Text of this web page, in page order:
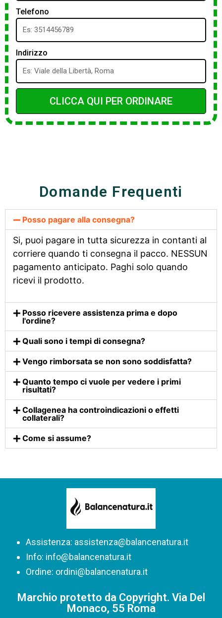
Telefono
Indirizzo
CLICCA QUI PER ORDINARE
Domande Frequenti
Posso pagare alla consegna?
Si, puoi pagare in tutta sicurezza in contanti al
corriere quando ti consegna il pacco. NESSUN
pagamento anticipato. Paghi solo quando
ricevi il prodotto.
Posso ricevere assistenza prima e dopo
l'ordine?
Quali sono i tempi di consegna?
Vengo rimborsata se non sono soddisfatta?
Quanto tempo ci vuole per vedere i primi
risultati?
Collagenea ha controindicazioni o effetti
collaterali?
Come si assume?
Assistenza: assistenza@balancenatura.it
Info: info@balancenatura.it
Ordine: ordini@balancenatura.it
Marchio protetto da Copyright. Via Del
Monaco, 55 Roma